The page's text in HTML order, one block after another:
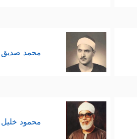
محمد صديق
محمود